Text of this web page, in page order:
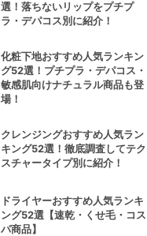
選！落ちないリップをプチプ
ラ・デパコス別に紹介！
化粧下地おすすめ人気ランキン
グ52選！プチプラ・デパコス・
敏感肌向けナチュラル商品も登
場！
クレンジングおすすめ人気ラン
キング52選！徹底調査してテク
スチャータイプ別に紹介！
ドライヤーおすすめ人気ランキ
ング52選【速乾・くせ毛・コス
パ商品】